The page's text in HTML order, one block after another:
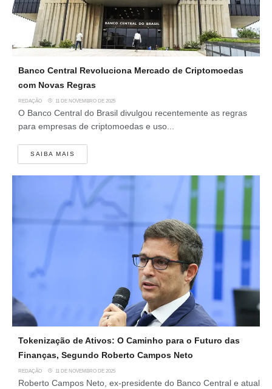
Banco Central Revoluciona Mercado de Criptomoedas
com Novas Regras
REDAÇÃO 11 DE NOVEMBRO DE 2025
O Banco Central do Brasil divulgou recentemente as regras
para empresas de criptomoedas e uso...
SAIBA MAIS
Tokenização de Ativos: O Caminho para o Futuro das
Finanças, Segundo Roberto Campos Neto
REDAÇÃO 11 DE NOVEMBRO DE 2025
Roberto Campos Neto, ex-presidente do Banco Central e atual